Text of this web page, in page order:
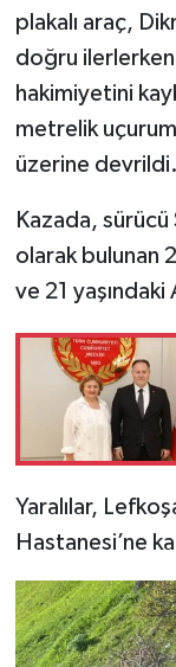
plakalı araç,
doğru
hakimiyetini
metrelik
üzerine devrildi.
Kazada,
olarak bulunan
ve 21 yaşındaki
Yaralılar,
Hastanesi’ne